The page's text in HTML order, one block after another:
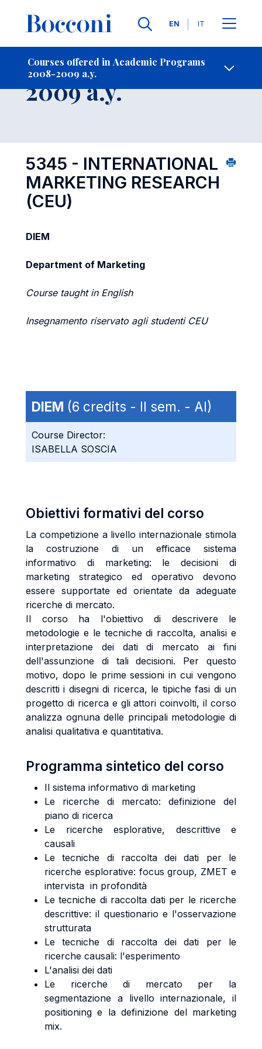
Languages
EN IT
Courses offered in Academic Programs
2008-2009 a.y.
- Contact Us
Course 2008-
2009 a.y.
5345 - INTERNATIONAL
MARKETING RESEARCH
(CEU)
DIEM
Department of Marketing
Course taught in English
Insegnamento riservato agli studenti CEU
DIEM (6 credits - II sem. - AI)
Course Director:
ISABELLA SOSCIA
Obiettivi formativi del corso
La competizione a livello internazionale stimola
la costruzione di un efficace sistema
informativo di marketing: le decisioni di
marketing strategico ed operativo devono
essere supportate ed orientate da adeguate
ricerche di mercato.
Il corso ha l'obiettivo di descrivere le
metodologie e le tecniche di raccolta, analisi e
interpretazione dei dati di mercato ai fini
dell'assunzione di tali decisioni. Per questo
motivo, dopo le prime sessioni in cui vengono
descritti i disegni di ricerca, le tipiche fasi di un
progetto di ricerca e gli attori coinvolti, il corso
analizza ognuna delle principali metodologie di
analisi qualitativa e quantitativa.
Programma sintetico del corso
Il sistema informativo di marketing
Le ricerche di mercato: definizione del
piano di ricerca
Le ricerche esplorative, descrittive e
causali
Le tecniche di raccolta dei dati per le
ricerche esplorative: focus group, ZMET e
intervista in profondità
Le tecniche di raccolta dati per le ricerche
descrittive: il questionario e l'osservazione
strutturata
Le tecniche di raccolta dei dati per le
ricerche causali: l'esperimento
L'analisi dei dati
Le ricerche di mercato per la
segmentazione a livello internazionale, il
positioning e la definizione del marketing
mix.